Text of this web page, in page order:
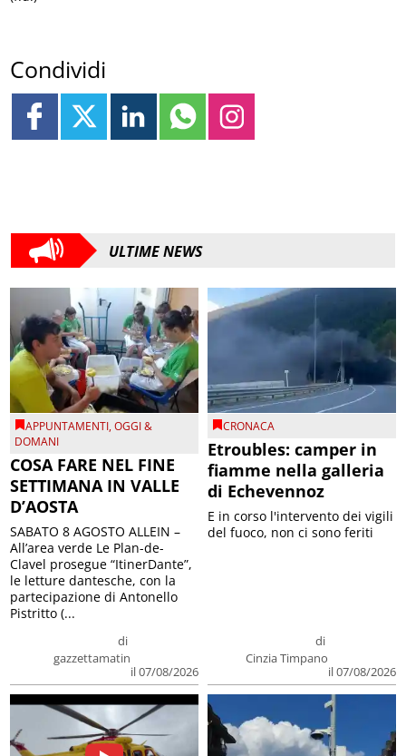
Condividi
ULTIME NEWS
APPUNTAMENTI,OGGI &
DOMANI
COSA FARE NEL FINE
SETTIMANA IN VALLE
D’AOSTA
di
gazzettamatin
il 07/08/2026
SABATO 8 AGOSTO ALLEIN –
All’area verde Le Plan-de-
Clavel prosegue “ItinerDante”,
le letture dantesche, con la
partecipazione di Antonello
Pistritto (...
CRONACA
Etroubles: camper in
fiamme nella galleria
di Echevennoz
di
Cinzia Timpano
il 07/08/2026
E in corso l'intervento dei vigili
del fuoco, non ci sono feriti